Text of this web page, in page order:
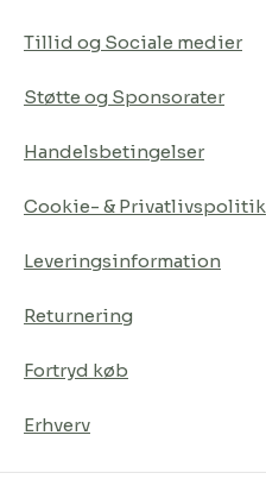
Tillid og Sociale medier
Støtte og Sponsorater
Handelsbetingelser
Cookie- & Privatlivspolitik
Leveringsinformation
Returnering
Fortryd køb
Erhverv